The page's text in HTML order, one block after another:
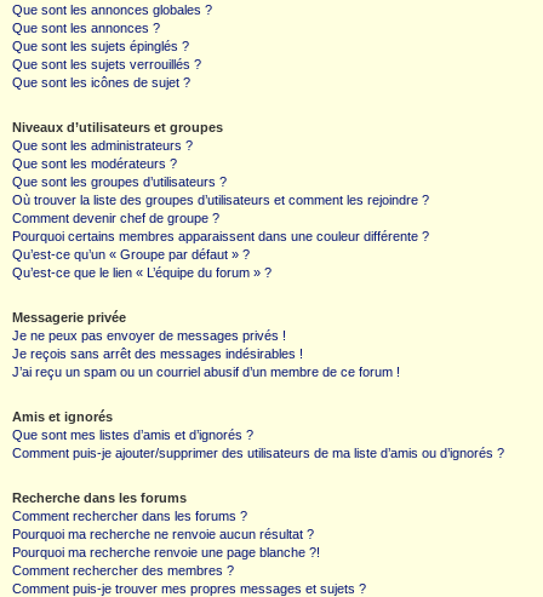
Que sont les annonces globales ?
Que sont les annonces ?
Que sont les sujets épinglés ?
Que sont les sujets verrouillés ?
Que sont les icônes de sujet ?
Niveaux d’utilisateurs et groupes
Que sont les administrateurs ?
Que sont les modérateurs ?
Que sont les groupes d’utilisateurs ?
Où trouver la liste des groupes d’utilisateurs et comment les rejoindre ?
Comment devenir chef de groupe ?
Pourquoi certains membres apparaissent dans une couleur différente ?
Qu’est-ce qu’un « Groupe par défaut » ?
Qu’est-ce que le lien « L’équipe du forum » ?
Messagerie privée
Je ne peux pas envoyer de messages privés !
Je reçois sans arrêt des messages indésirables !
J’ai reçu un spam ou un courriel abusif d’un membre de ce forum !
Amis et ignorés
Que sont mes listes d’amis et d’ignorés ?
Comment puis-je ajouter/supprimer des utilisateurs de ma liste d’amis ou d’ignorés ?
Recherche dans les forums
Comment rechercher dans les forums ?
Pourquoi ma recherche ne renvoie aucun résultat ?
Pourquoi ma recherche renvoie une page blanche ?!
Comment rechercher des membres ?
Comment puis-je trouver mes propres messages et sujets ?